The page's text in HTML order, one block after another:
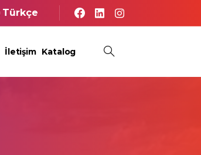
Türkçe
İletişim Katalog